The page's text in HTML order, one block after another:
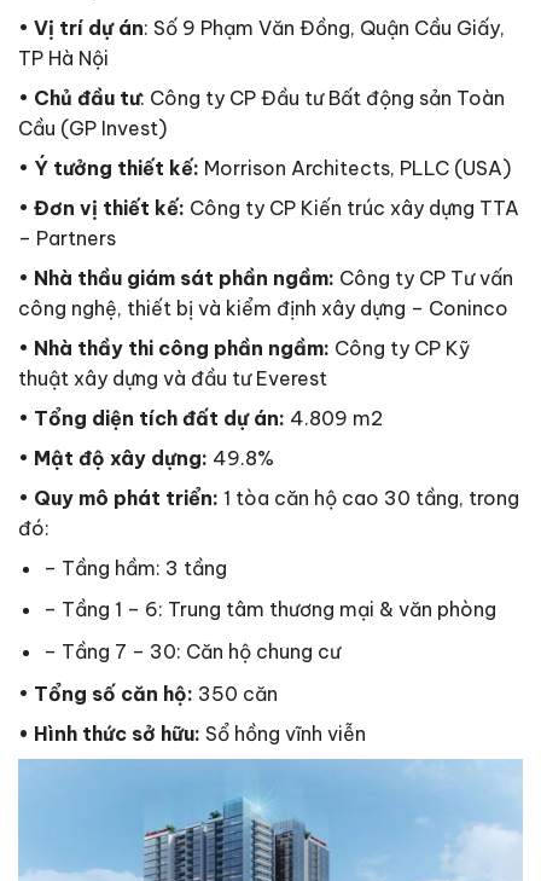
• Vị trí dự án: Số 9 Phạm Văn Đồng, Quận Cầu Giấy,
TP Hà Nội
• Chủ đầu tư: Công ty CP Đầu tư Bất động sản Toàn
Cầu (GP Invest)
• Ý tưởng thiết kế: Morrison Architects, PLLC (USA)
• Đơn vị thiết kế: Công ty CP Kiến trúc xây dựng TTA
– Partners
• Nhà thầu giám sát phần ngầm: Công ty CP Tư vấn
công nghệ, thiết bị và kiểm định xây dựng – Coninco
• Nhà thầy thi công phần ngầm: Công ty CP Kỹ
thuật xây dựng và đầu tư Everest
• Tổng diện tích đất dự án: 4.809 m2
• Mật độ xây dựng: 49.8%
• Quy mô phát triển: 1 tòa căn hộ cao 30 tầng, trong
đó:
– Tầng hầm: 3 tầng
– Tầng 1 – 6: Trung tâm thương mại & văn phòng
– Tầng 7 – 30: Căn hộ chung cư
• Tổng số căn hộ: 350 căn
• Hình thức sở hữu: Sổ hồng vĩnh viễn